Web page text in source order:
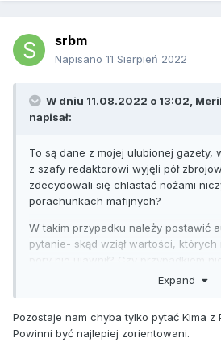
srbm
Napisano 11 Sierpień 2022
W dniu 11.08.2022 o 13:02,
napisał:
To są dane z mojej ulubionej gazety,
z szafy redaktorowi wyjęli pół
zdecydowali się chlastać nożami
porachunkach mafijnych?
W takim przypadku należy postawić
pytanie- skąd wziął wartości,
pory nie ujawnił? Czy przypadkiem
pewnego polskiego mistrza
samolotu rozpoznawczego po prostu
plany samodzielnie.
Expand
Pozostaje nam chyba tylko pytać Kima z
Powinni być najlepiej zorientowani.